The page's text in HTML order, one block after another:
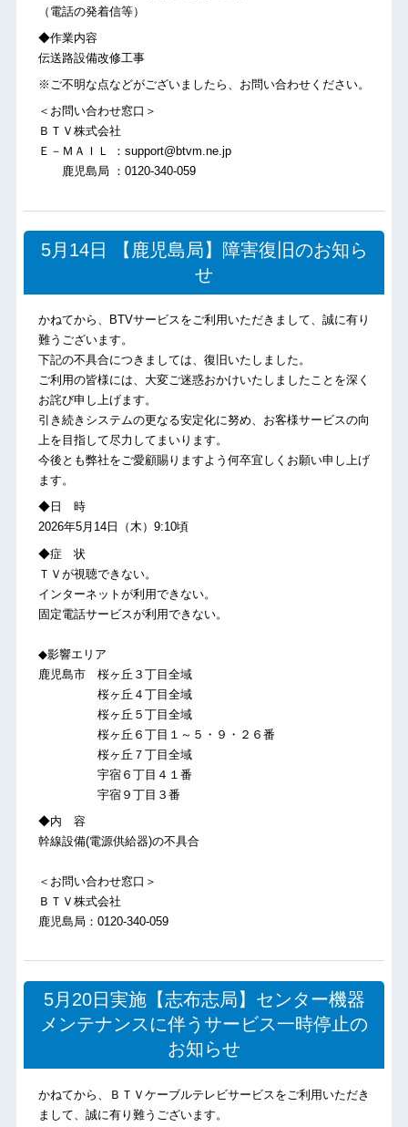
（電話の発着信等）
◆作業内容
伝送路設備改修工事
※ご不明な点などがございましたら、お問い合わせください。
＜お問い合わせ窓口＞
ＢＴＶ株式会社
Ｅ－ＭＡＩＬ ：support@btvm.ne.jp
鹿児島局 ：0120-340-059
5月14日 【鹿児島局】障害復旧のお知ら
せ
かねてから、BTVサービスをご利用いただきまして、誠に有り
難うございます。
下記の不具合につきましては、復旧いたしました。
ご利用の皆様には、大変ご迷惑おかけいたしましたことを深く
お詫び申し上げます。
引き続きシステムの更なる安定化に努め、お客様サービスの向
上を目指して尽力してまいります。
今後とも弊社をご愛顧賜りますよう何卒宜しくお願い申し上げ
ます。
◆日 時
2026年5月14日（木）9:10頃
◆症 状
ＴＶが視聴できない。
インターネットが利用できない。
固定電話サービスが利用できない。
◆影響エリア
鹿児島市 桜ヶ丘３丁目全域
桜ヶ丘４丁目全域
桜ヶ丘５丁目全域
桜ヶ丘６丁目１～５・９・２６番
桜ヶ丘７丁目全域
宇宿６丁目４１番
宇宿９丁目３番
◆内 容
幹線設備(電源供給器)の不具合
＜お問い合わせ窓口＞
ＢＴＶ株式会社
鹿児島局：0120-340-059
5月20日実施【志布志局】センター機器
メンテナンスに伴うサービス一時停止の
お知らせ
かねてから、ＢＴＶケーブルテレビサービスをご利用いただき
まして、誠に有り難うございます。